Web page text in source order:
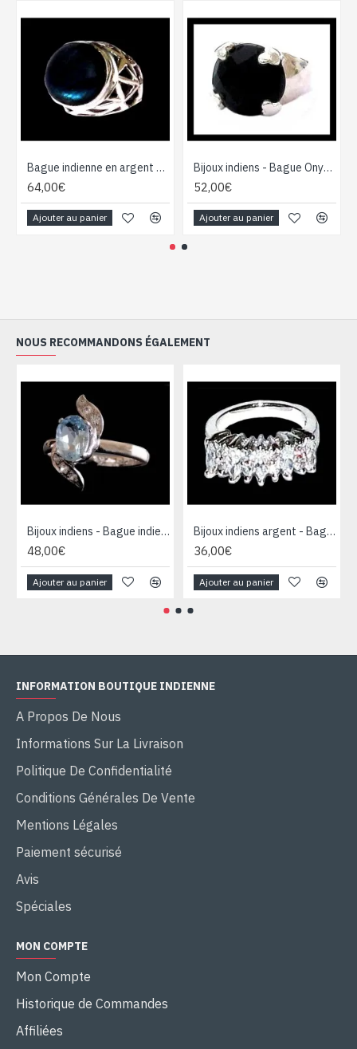
Bague indienne en argent et Labradorite - Bijoux indiens
64,00€
Ajouter au panier
Bijoux indiens - Bague Onyx - Bague indienne en argent
52,00€
Ajouter au panier
NOUS RECOMMANDONS ÉGALEMENT
Bijoux indiens - Bague indienne rhodiée Topaze
48,00€
Ajouter au panier
Bijoux indiens argent - Bague indienne oxyde de Zirconium
36,00€
Ajouter au panier
INFORMATION BOUTIQUE INDIENNE
A Propos De Nous
Informations Sur La Livraison
Politique De Confidentialité
Conditions Générales De Vente
Mentions Légales
Paiement sécurisé
Avis
Spéciales
MON COMPTE
Mon Compte
Historique de Commandes
Affiliées